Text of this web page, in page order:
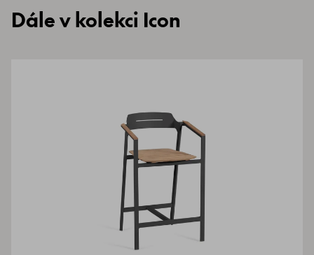
Dále v kolekci Icon